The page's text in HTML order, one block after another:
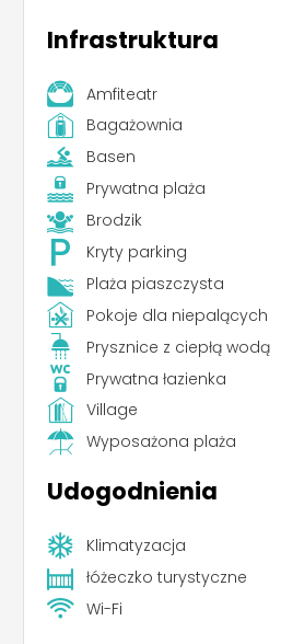
Infrastruktura
Amfiteatr
Bagażownia
Basen
Prywatna plaża
Brodzik
Kryty parking
Plaża piaszczysta
Pokoje dla niepalących
Prysznice z ciepłą wodą
Prywatna łazienka
Village
Wyposażona plaża
Udogodnienia
Klimatyzacja
łóżeczko turystyczne
Wi-Fi